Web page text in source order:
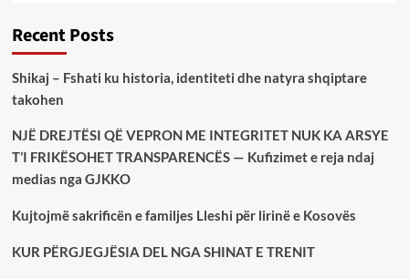
Recent Posts
Shikaj – Fshati ku historia, identiteti dhe natyra shqiptare
takohen
NJË DREJTËSI QË VEPRON ME INTEGRITET NUK KA ARSYE
T’I FRIKËSOHET TRANSPARENCËS — Kufizimet e reja ndaj
medias nga GJKKO
Kujtojmë sakrificën e familjes Lleshi për lirinë e Kosovës
KUR PËRGJEGJËSIA DEL NGA SHINAT E TRENIT